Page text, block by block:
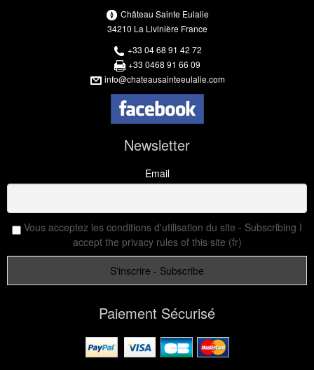
Château Sainte Eulalie
34210 La Livinière France
+33 04 68 91 42 72
+33 0468 91 66 09
info@chateausainteeulalie.com
Newsletter
Email
Vous acceptez les conditions d'utilisation du site - Subscribing I
accept the privacy rules of this site (fr)
Paiement Sécurisé